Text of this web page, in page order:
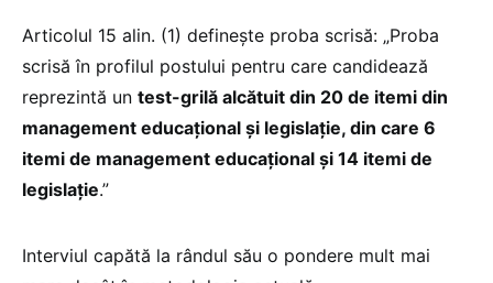
Articolul 15 alin. (1) definește proba scrisă: „Proba
scrisă în profilul postului pentru care candidează
reprezintă un test-grilă alcătuit din 20 de itemi din
management educaţional şi legislaţie, din care 6
itemi de management educaţional şi 14 itemi de
legislaţie.”
Interviul capătă la rândul său o pondere mult mai